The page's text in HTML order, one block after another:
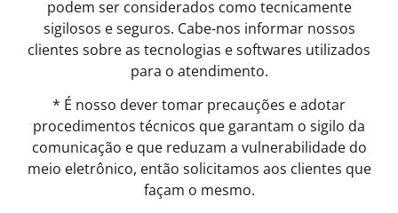
podem ser considerados como tecnicamente
sigilosos e seguros. Cabe-nos informar nossos
clientes sobre as tecnologias e softwares utilizados
para o atendimento.
* É nosso dever tomar precauções e adotar
procedimentos técnicos que garantam o sigilo da
comunicação e que reduzam a vulnerabilidade do
meio eletrônico, então solicitamos aos clientes que
façam o mesmo.